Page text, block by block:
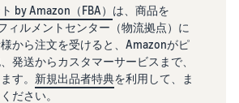
by Amazon（FBA） は、商品を
ィルメントセンター（物流拠点）に
から注文を受けると、Amazonがピ
発送からカスタマーサービスまで、
す。 新規出品者特典を利用して、ま
ださい。